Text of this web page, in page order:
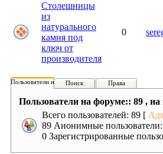
Столешницы
из
натурального
камня под
ключ от
производителя
0
Пользователи на форуме:
Поиск Права
Пользователи на форуме:: 89 ,
Всего пользователей: 89 [
89 Анонимные пользователи:
0 Зарегистрированные